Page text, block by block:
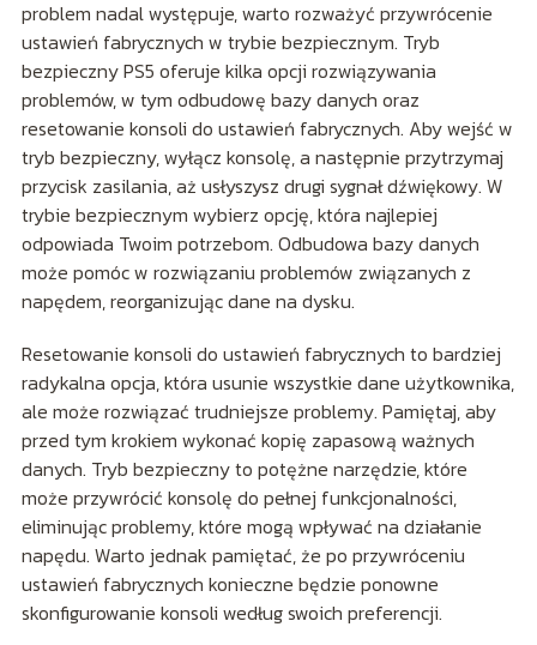
problem nadal występuje, warto rozważyć przywrócenie
ustawień fabrycznych w trybie bezpiecznym. Tryb
bezpieczny PS5 oferuje kilka opcji rozwiązywania
problemów, w tym odbudowę bazy danych oraz
resetowanie konsoli do ustawień fabrycznych. Aby wejść w
tryb bezpieczny, wyłącz konsolę, a następnie przytrzymaj
przycisk zasilania, aż usłyszysz drugi sygnał dźwiękowy. W
trybie bezpiecznym wybierz opcję, która najlepiej
odpowiada Twoim potrzebom. Odbudowa bazy danych
może pomóc w rozwiązaniu problemów związanych z
napędem, reorganizując dane na dysku.
Resetowanie konsoli do ustawień fabrycznych to bardziej
radykalna opcja, która usunie wszystkie dane użytkownika,
ale może rozwiązać trudniejsze problemy. Pamiętaj, aby
przed tym krokiem wykonać kopię zapasową ważnych
danych. Tryb bezpieczny to potężne narzędzie, które
może przywrócić konsolę do pełnej funkcjonalności,
eliminując problemy, które mogą wpływać na działanie
napędu. Warto jednak pamiętać, że po przywróceniu
ustawień fabrycznych konieczne będzie ponowne
skonfigurowanie konsoli według swoich preferencji.